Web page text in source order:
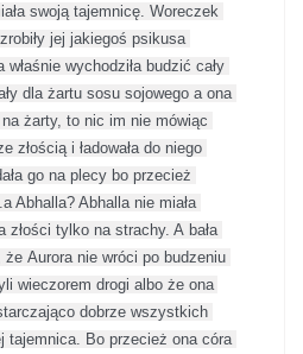
swoją tajemnicę. Woreczek
jej jakiegoś psikusa
właśnie wychodziła budzić cały
dla żartu sosu sojowego a ona
żarty, to nic im nie mówiąc
złością i ładowała do niego
go na plecy bo przecież
Abhalla? Abhalla nie miała
tylko na strachy. A bała
Aurora nie wróci po budzeniu
wieczorem drogi albo że ona
dobrze wszystkich
tajemnica. Bo przecież ona córa